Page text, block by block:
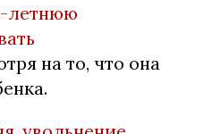
летнюю
на то, что она